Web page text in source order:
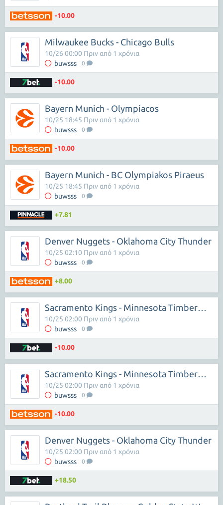
-10.00
Milwaukee Bucks - Chicago Bulls
buwsss 0
10/26 00:00 Πριν από 1 χρόνια
-10.00
Bayern Munich - Olympiacos
buwsss 0
10/25 18:45 Πριν από 1 χρόνια
-10.00
Bayern Munich - BC Olympiakos Piraeus
buwsss 0
10/25 18:45 Πριν από 1 χρόνια
+7.81
Denver Nuggets - Oklahoma City Thunder
buwsss 0
10/25 02:10 Πριν από 1 χρόνια
+8.00
Sacramento Kings - Minnesota Timberwolves
buwsss 0
10/25 02:00 Πριν από 1 χρόνια
-10.00
Sacramento Kings - Minnesota Timberwolves
buwsss 0
10/25 02:00 Πριν από 1 χρόνια
-10.00
Denver Nuggets - Oklahoma City Thunder
buwsss 0
10/25 02:00 Πριν από 1 χρόνια
+18.50